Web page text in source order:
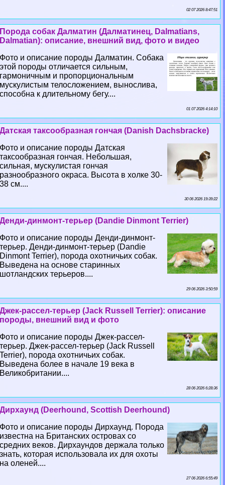
02 07 2026 8:47:51
Порода собак Далматин (Далматинец, Dalmatians,
Dalmatian): описание, внешний вид, фото и видео
Фото и описание породы Далматин. Собака
этой породы отличается сильным,
гармоничным и пропорциональным
мускулистым телосложением, вынослива,
способна к длительному бегу....
01 07 2026 4:14:10
Датская таксообразная гончая (Danish Dachsbracke)
Фото и описание породы Датская
таксообразная гончая. Небольшая,
сильная, мускулистая гончая
разнообразного окраса. Высота в холке 30-
38 см....
30 06 2026 19:39:22
Денди-динмонт-терьер (Dandie Dinmont Terrier)
Фото и описание породы Денди-динмонт-
терьер. Денди-динмонт-терьер (Dandie
Dinmont Terrier), порода охотничьих собак.
Выведена на основе старинных
шотландских терьеров....
29 06 2026 3:50:59
Джек-рассел-терьер (Jack Russell Terrier): описание
породы, внешний вид и фото
Фото и описание породы Джек-рассел-
терьер. Джек-рассел-терьер (Jack Russell
Terrier), порода охотничьих собак.
Выведена более в начале 19 века в
Великобритании....
28 06 2026 6:28:36
Дирхаунд (Deerhound, Scottish Deerhound)
Фото и описание породы Дирхаунд. Порода
известна на Британских островах со
средних веков. Дирхаундов держала только
знать, которая использовала их для охоты
на оленей....
27 06 2026 6:55:49